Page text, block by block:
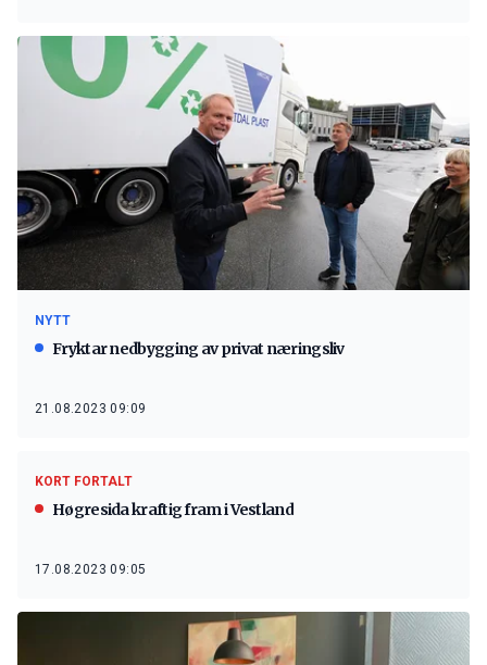
NYTT
Fryktar nedbygging av privat næringsliv
21.08.2023 09:09
KORT FORTALT
Høgresida kraftig fram i Vestland
17.08.2023 09:05